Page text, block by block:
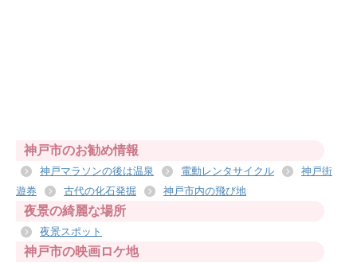
神戸市のお勧め情報
神戸マラソンの後は温泉 電動レンタサイクル
神戸街
遊券
古代の化石発掘 神戸市内の飛び地
夜景の綺麗な場所
夜景スポット
神戸市の映画ロケ地